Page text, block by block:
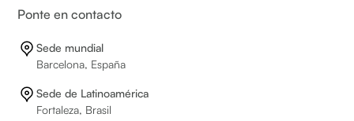
Ponte en contacto
Sede mundial
Barcelona, España
Sede de Latinoamérica
Fortaleza, Brasil